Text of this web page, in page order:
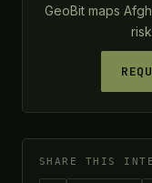
GeoBit maps
SHARE THIS